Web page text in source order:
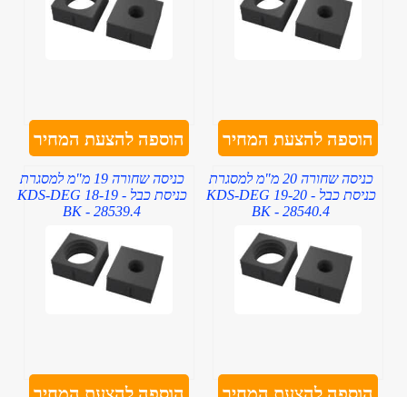
הוספה להצעת המחיר הוספה להצעת המחיר
כניסה שחורה 20 מ"מ למסגרת
כניסת כבל - KDS-DEG 19-20
BK - 28540.4
כניסה שחורה 19 מ"מ למסגרת
כניסת כבל - KDS-DEG 18-19
BK - 28539.4